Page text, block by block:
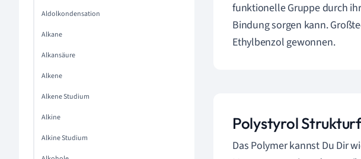
Aldolkondensation
Alkane
Alkansäure
Alkene
Alkene Studium
Alkine
Alkine Studium
funktionelle Gruppe durch
Bindung sorgen kann.
Ethylbenzol gewonnen.
Polystyrol
Das Polymer kannst Du Dir